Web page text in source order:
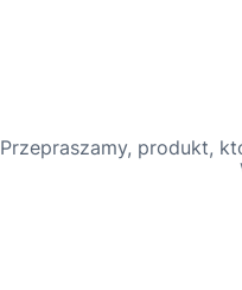
Przepraszamy, produkt,